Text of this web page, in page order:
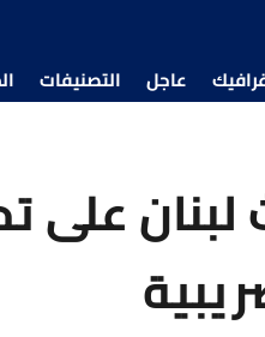
عاجل التصنيفات
على